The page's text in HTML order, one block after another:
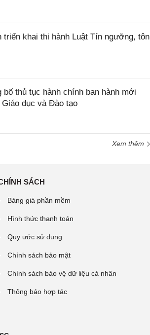
khai thi hành Luật Tín ngưỡng, tôn
thủ tục hành chính ban hành mới
dục và Đào tạo
Xem thêm
SÁCH
Bảng giá phần mềm
Hình thức thanh toán
Quy ước sử dụng
Chính sách bảo mật
Chính sách bảo vệ dữ liệu cá nhân
Thông báo hợp tác